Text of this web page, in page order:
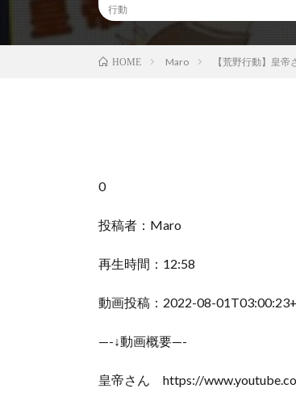
行動
HOME Maro 【荒野行動】皇
0
投稿者：Maro
再生時間：12:58
動画投稿：2022-08-
—-↓動画概要—-
皇帝さん https://